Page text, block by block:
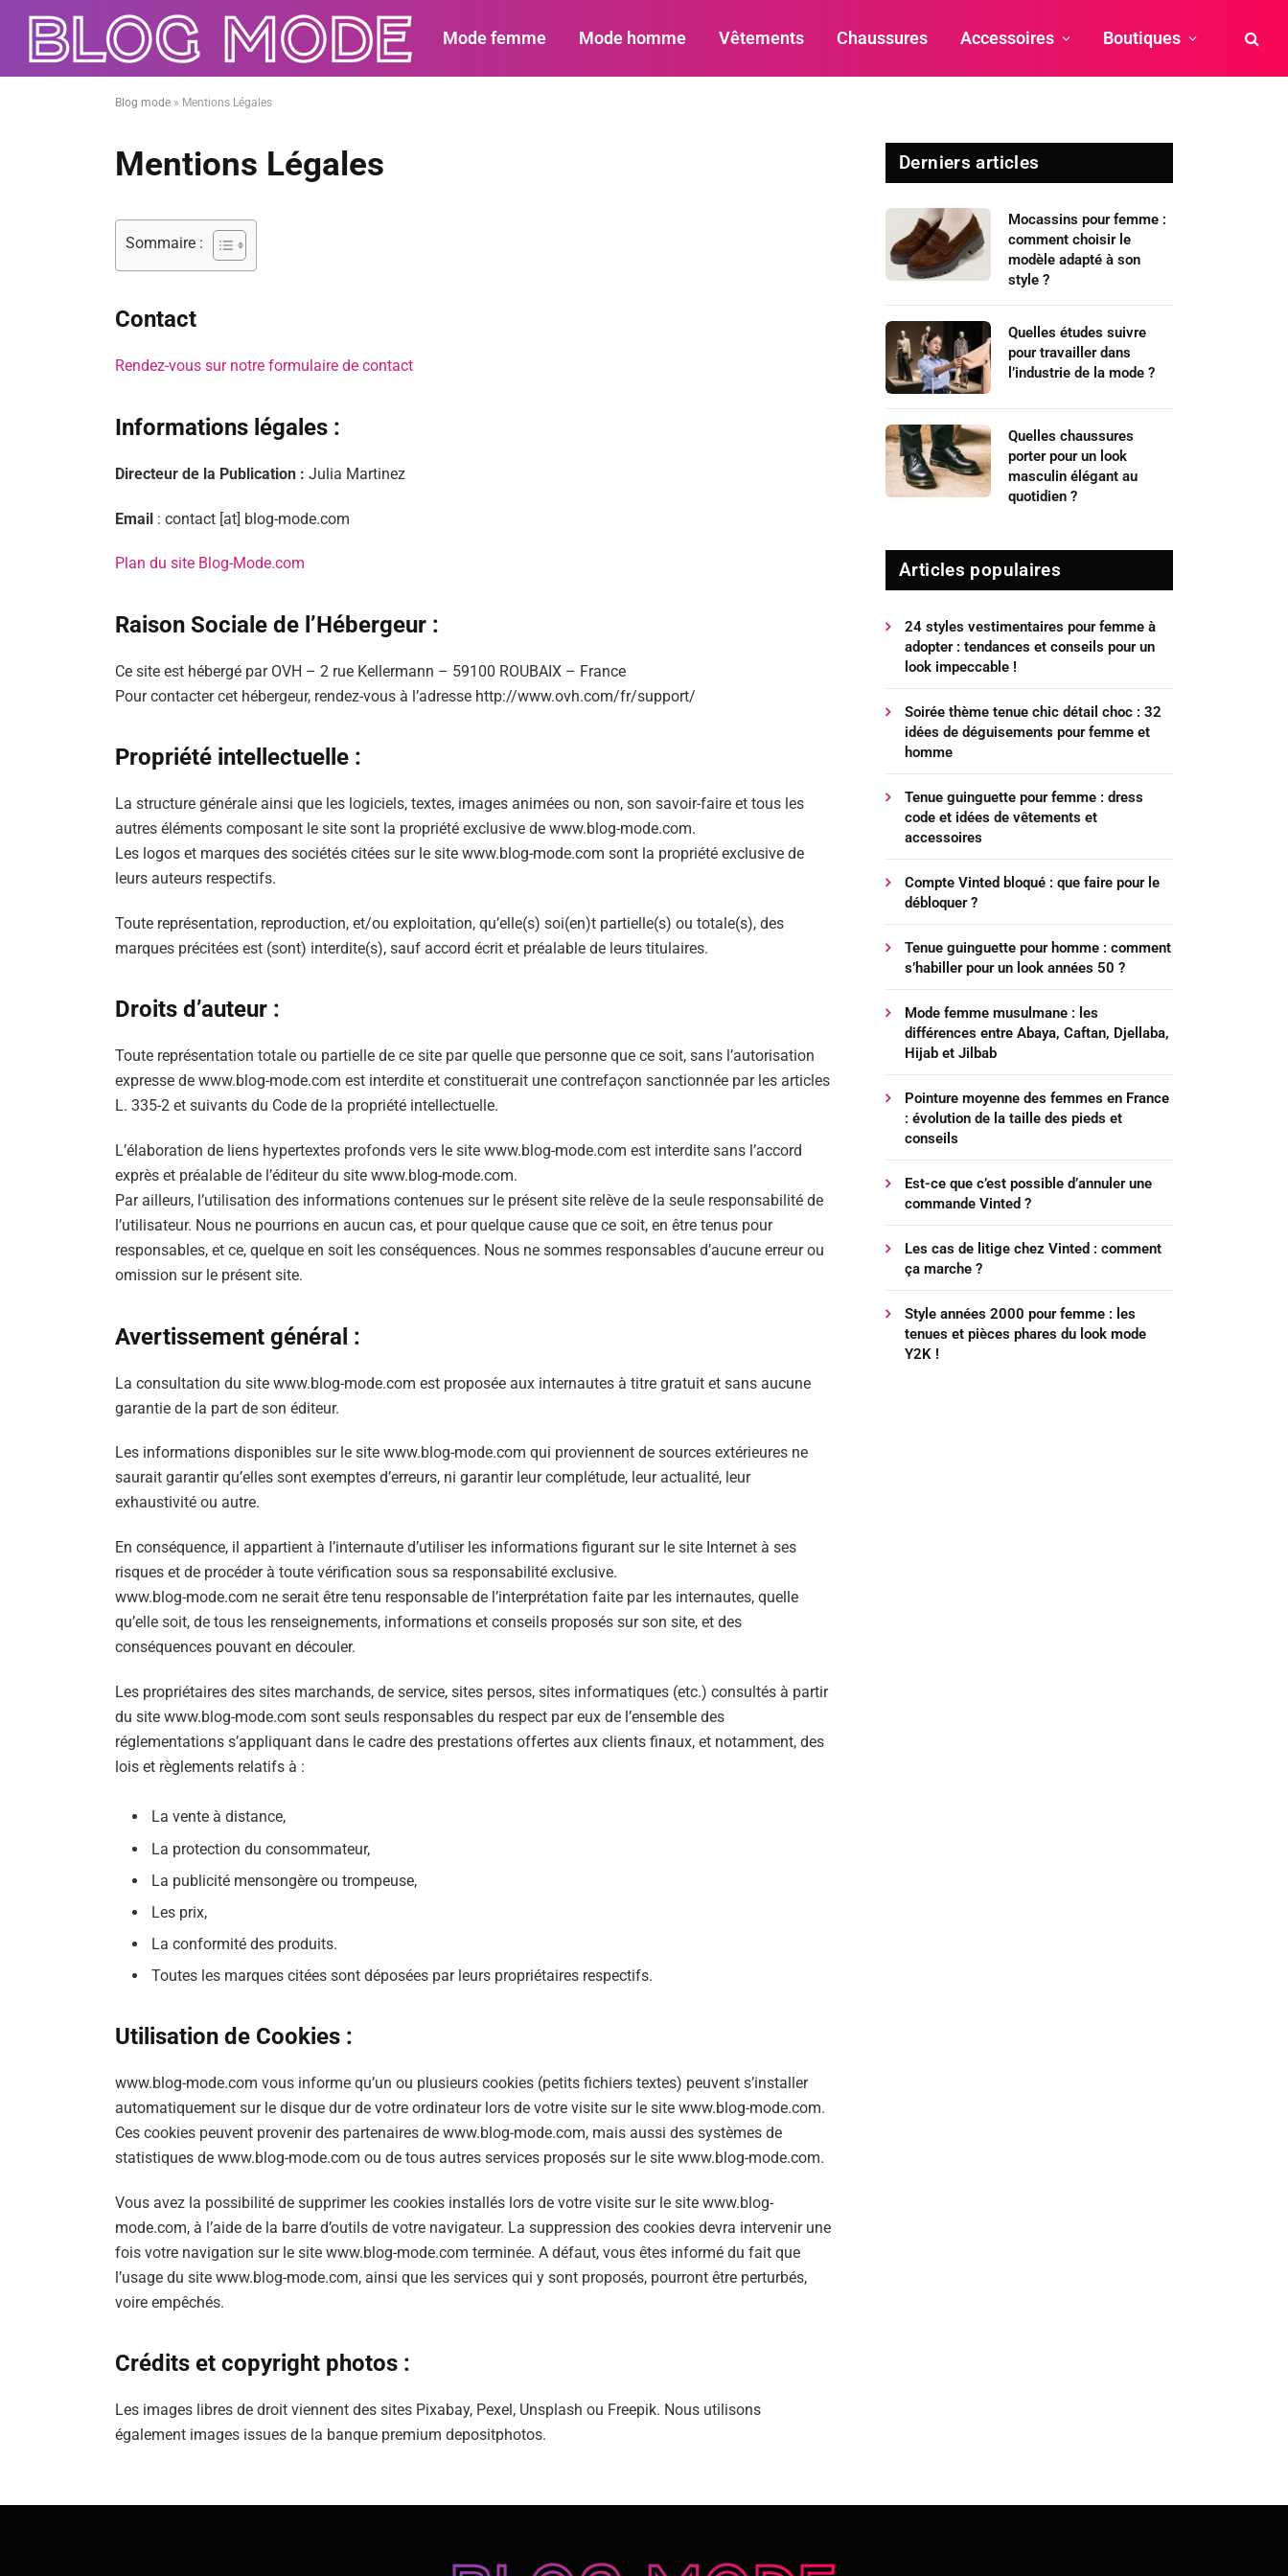
Mode femme Mode homme Vêtements Chaussures Accessoires Boutiques
Blog mode » Mentions Légales
Mentions Légales
Sommaire :
Contact
Rendez-vous sur notre formulaire de contact
Informations légales :
Directeur de la Publication : Julia Martinez
Email : contact [at] blog-mode.com
Plan du site Blog-Mode.com
Raison Sociale de l’Hébergeur :
Ce site est hébergé par OVH – 2 rue Kellermann – 59100 ROUBAIX – France
Pour contacter cet hébergeur, rendez-vous à l’adresse http://www.ovh.com/fr/support/
Propriété intellectuelle :
La structure générale ainsi que les logiciels, textes, images animées ou non, son savoir-faire et tous les
autres éléments composant le site sont la propriété exclusive de www.blog-mode.com.
Les logos et marques des sociétés citées sur le site www.blog-mode.com sont la propriété exclusive de
leurs auteurs respectifs.
Toute représentation, reproduction, et/ou exploitation, qu’elle(s) soi(en)t partielle(s) ou totale(s), des
marques précitées est (sont) interdite(s), sauf accord écrit et préalable de leurs titulaires.
Droits d’auteur :
Toute représentation totale ou partielle de ce site par quelle que personne que ce soit, sans l’autorisation
expresse de www.blog-mode.com est interdite et constituerait une contrefaçon sanctionnée par les articles
L. 335-2 et suivants du Code de la propriété intellectuelle.
L’élaboration de liens hypertextes profonds vers le site www.blog-mode.com est interdite sans l’accord
exprès et préalable de l’éditeur du site www.blog-mode.com.
Par ailleurs, l’utilisation des informations contenues sur le présent site relève de la seule responsabilité de
l’utilisateur. Nous ne pourrions en aucun cas, et pour quelque cause que ce soit, en être tenus pour
responsables, et ce, quelque en soit les conséquences. Nous ne sommes responsables d’aucune erreur ou
omission sur le présent site.
Avertissement général :
La consultation du site www.blog-mode.com est proposée aux internautes à titre gratuit et sans aucune
garantie de la part de son éditeur.
Les informations disponibles sur le site www.blog-mode.com qui proviennent de sources extérieures ne
saurait garantir qu’elles sont exemptes d’erreurs, ni garantir leur complétude, leur actualité, leur
exhaustivité ou autre.
En conséquence, il appartient à l’internaute d’utiliser les informations figurant sur le site Internet à ses
risques et de procéder à toute vérification sous sa responsabilité exclusive.
www.blog-mode.com ne serait être tenu responsable de l’interprétation faite par les internautes, quelle
qu’elle soit, de tous les renseignements, informations et conseils proposés sur son site, et des
conséquences pouvant en découler.
Les propriétaires des sites marchands, de service, sites persos, sites informatiques (etc.) consultés à partir
du site www.blog-mode.com sont seuls responsables du respect par eux de l’ensemble des
réglementations s’appliquant dans le cadre des prestations offertes aux clients finaux, et notamment, des
lois et règlements relatifs à :
La vente à distance,
La protection du consommateur,
La publicité mensongère ou trompeuse,
Les prix,
La conformité des produits.
Toutes les marques citées sont déposées par leurs propriétaires respectifs.
Utilisation de Cookies :
www.blog-mode.com vous informe qu’un ou plusieurs cookies (petits fichiers textes) peuvent s’installer
automatiquement sur le disque dur de votre ordinateur lors de votre visite sur le site www.blog-mode.com.
Ces cookies peuvent provenir des partenaires de www.blog-mode.com, mais aussi des systèmes de
statistiques de www.blog-mode.com ou de tous autres services proposés sur le site www.blog-mode.com.
Vous avez la possibilité de supprimer les cookies installés lors de votre visite sur le site www.blog-
mode.com, à l’aide de la barre d’outils de votre navigateur. La suppression des cookies devra intervenir une
fois votre navigation sur le site www.blog-mode.com terminée. A défaut, vous êtes informé du fait que
l’usage du site www.blog-mode.com, ainsi que les services qui y sont proposés, pourront être perturbés,
voire empêchés.
Crédits et copyright photos :
Les images libres de droit viennent des sites Pixabay, Pexel, Unsplash ou Freepik. Nous utilisons
également images issues de la banque premium depositphotos.
Derniers articles
Mocassins pour femme :
comment choisir le
modèle adapté à son
style ?
Quelles études suivre
pour travailler dans
l’industrie de la mode ?
Quelles chaussures
porter pour un look
masculin élégant au
quotidien ?
Articles populaires
24 styles vestimentaires pour femme à
adopter : tendances et conseils pour un
look impeccable !
Soirée thème tenue chic détail choc : 32
idées de déguisements pour femme et
homme
Tenue guinguette pour femme : dress
code et idées de vêtements et
accessoires
Compte Vinted bloqué : que faire pour le
débloquer ?
Tenue guinguette pour homme : comment
s’habiller pour un look années 50 ?
Mode femme musulmane : les
différences entre Abaya, Caftan, Djellaba,
Hijab et Jilbab
Pointure moyenne des femmes en France
: évolution de la taille des pieds et
conseils
Est-ce que c’est possible d’annuler une
commande Vinted ?
Les cas de litige chez Vinted : comment
ça marche ?
Style années 2000 pour femme : les
tenues et pièces phares du look mode
Y2K !